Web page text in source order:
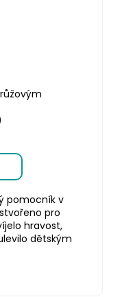
pomocník v
pro
hravost,
dětským